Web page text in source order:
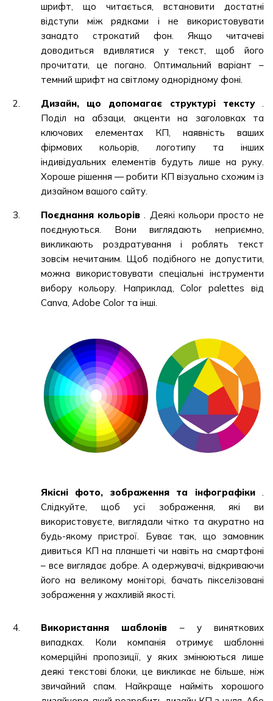
шрифт, що читається, встановити достатні
відступи між рядками і не використовувати
занадто строкатий фон. Якщо читачеві
доводиться вдивлятися у текст, щоб його
прочитати, це погано. Оптимальний варіант –
темний шрифт на світлому однорідному фоні.
Дизайн, що допомагає структурі тексту.
Поділ на абзаци, акценти на заголовках та
ключових елементах КП, наявність ваших
фірмових кольорів, логотипу та інших
індивідуальних елементів будуть лише на руку.
Хороше рішення — робити КП візуально схожим із
дизайном вашого сайту.
Поєднання кольорів . Деякі кольори просто не
поєднуються. Вони виглядають неприємно,
викликають роздратування і роблять текст
зовсім нечитаним. Щоб подібного не допустити,
можна використовувати спеціальні інструменти
вибору кольору. Наприклад, Color palettes від
Canva, Adobe Color та інші.
Якісні фото, зображення та інфографіки.
Слідкуйте, щоб усі зображення, які ви
використовуєте, виглядали чітко та акуратно на
будь-якому пристрої. Буває так, що замовник
дивиться КП на планшеті чи навіть на смартфоні
– все виглядає добре. А одержувачі, відкриваючи
його на великому моніторі, бачать пікселізовані
зображення у жахливій якості.
Використання шаблонів – у виняткових
випадках. Коли компанія отримує шаблонні
комерційні пропозиції, у яких змінюються лише
деякі текстові блоки, це викликає не більше, ніж
звичайний спам. Найкраще найміть хорошого